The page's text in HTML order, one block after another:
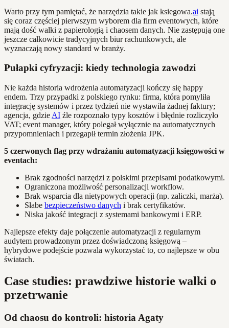
Warto przy tym pamiętać, że narzędzia takie jak ksiegowa.ai stają
się coraz częściej pierwszym wyborem dla firm eventowych, które
mają dość walki z papierologią i chaosem danych. Nie zastępują one
jeszcze całkowicie tradycyjnych biur rachunkowych, ale
wyznaczają nowy standard w branży.
Pułapki cyfryzacji: kiedy technologia zawodzi
Nie każda historia wdrożenia automatyzacji kończy się happy
endem. Trzy przypadki z polskiego rynku: firma, która pomyliła
integrację systemów i przez tydzień nie wystawiła żadnej faktury;
agencja, gdzie AI źle rozpoznało typy kosztów i błędnie rozliczyło
VAT; event manager, który polegał wyłącznie na automatycznych
przypomnieniach i przegapił termin złożenia JPK.
5 czerwonych flag przy wdrażaniu automatyzacji księgowości w
eventach:
Brak zgodności narzędzi z polskimi przepisami podatkowymi.
Ograniczona możliwość personalizacji workflow.
Brak wsparcia dla nietypowych operacji (np. zaliczki, marża).
Słabe bezpieczeństwo danych i brak certyfikatów.
Niska jakość integracji z systemami bankowymi i ERP.
Najlepsze efekty daje połączenie automatyzacji z regularnym
audytem prowadzonym przez doświadczoną księgową –
hybrydowe podejście pozwala wykorzystać to, co najlepsze w obu
światach.
Case studies: prawdziwe historie walki o
przetrwanie
Od chaosu do kontroli: historia Agaty